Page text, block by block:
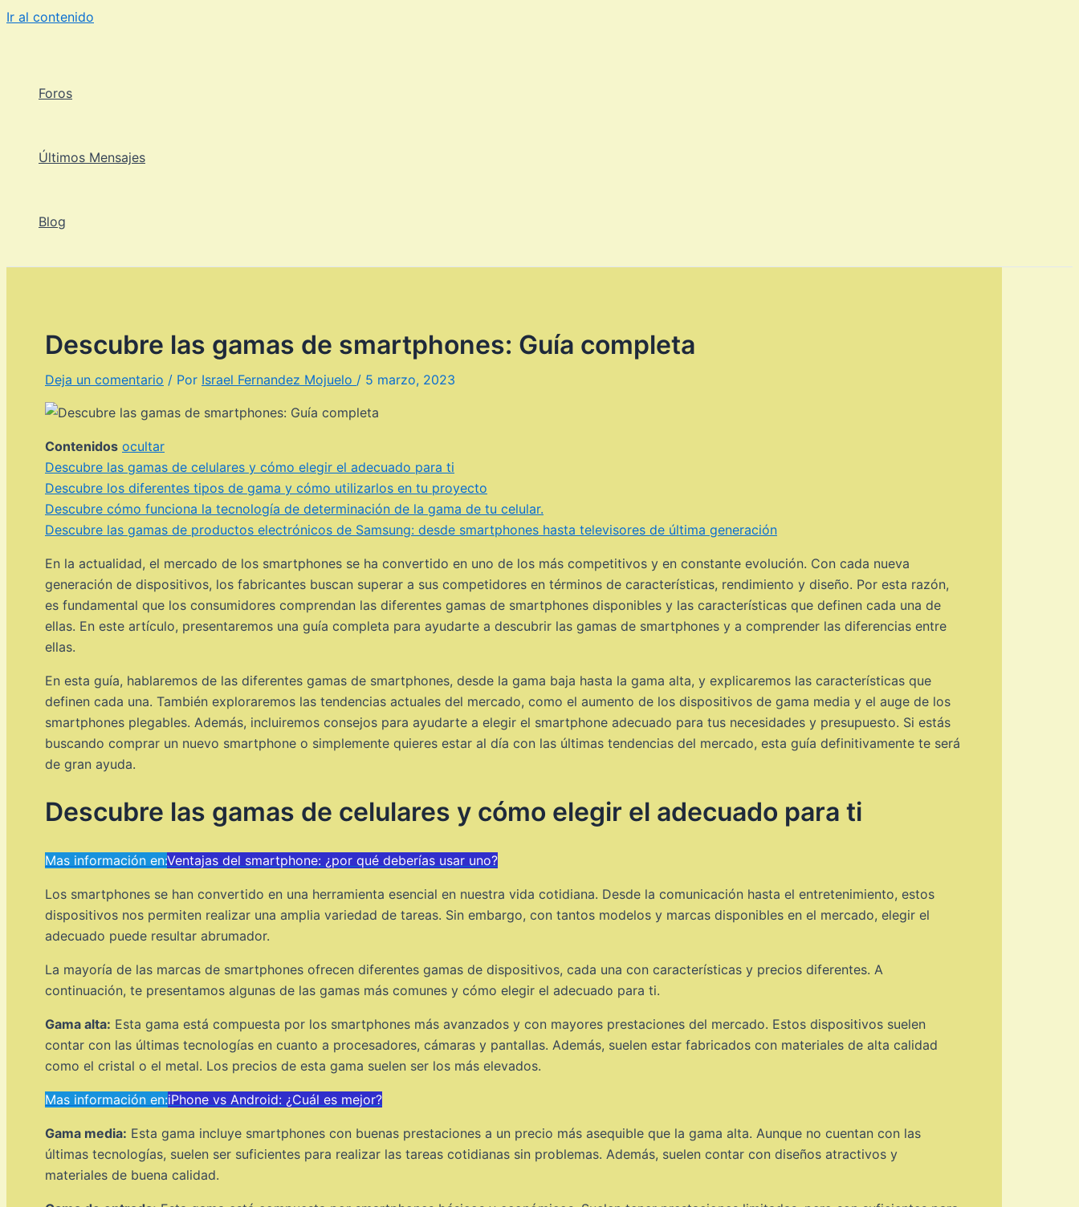
Ir al contenido
Foros
Últimos Mensajes
Blog
Descubre las gamas de smartphones: Guía completa
Deja un comentario / Por Israel Fernandez Mojuelo / 5 marzo, 2023
Contenidos ocultar
Descubre las gamas de celulares y cómo elegir el adecuado para ti
Descubre los diferentes tipos de gama y cómo utilizarlos en tu proyecto
Descubre cómo funciona la tecnología de determinación de la gama de tu celular.
Descubre las gamas de productos electrónicos de Samsung: desde smartphones hasta televisores de última generación
En la actualidad, el mercado de los smartphones se ha convertido en uno de los más competitivos y en constante evolución. Con cada nueva
generación de dispositivos, los fabricantes buscan superar a sus competidores en términos de características, rendimiento y diseño. Por esta razón,
es fundamental que los consumidores comprendan las diferentes gamas de smartphones disponibles y las características que definen cada una de
ellas. En este artículo, presentaremos una guía completa para ayudarte a descubrir las gamas de smartphones y a comprender las diferencias entre
ellas.
En esta guía, hablaremos de las diferentes gamas de smartphones, desde la gama baja hasta la gama alta, y explicaremos las características que
definen cada una. También exploraremos las tendencias actuales del mercado, como el aumento de los dispositivos de gama media y el auge de los
smartphones plegables. Además, incluiremos consejos para ayudarte a elegir el smartphone adecuado para tus necesidades y presupuesto. Si estás
buscando comprar un nuevo smartphone o simplemente quieres estar al día con las últimas tendencias del mercado, esta guía definitivamente te será
de gran ayuda.
Descubre las gamas de celulares y cómo elegir el adecuado para ti
Mas información en:Ventajas del smartphone: ¿por qué deberías usar uno?
Los smartphones se han convertido en una herramienta esencial en nuestra vida cotidiana. Desde la comunicación hasta el entretenimiento, estos
dispositivos nos permiten realizar una amplia variedad de tareas. Sin embargo, con tantos modelos y marcas disponibles en el mercado, elegir el
adecuado puede resultar abrumador.
La mayoría de las marcas de smartphones ofrecen diferentes gamas de dispositivos, cada una con características y precios diferentes. A
continuación, te presentamos algunas de las gamas más comunes y cómo elegir el adecuado para ti.
Gama alta: Esta gama está compuesta por los smartphones más avanzados y con mayores prestaciones del mercado. Estos dispositivos suelen
contar con las últimas tecnologías en cuanto a procesadores, cámaras y pantallas. Además, suelen estar fabricados con materiales de alta calidad
como el cristal o el metal. Los precios de esta gama suelen ser los más elevados.
Mas información en:iPhone vs Android: ¿Cuál es mejor?
Gama media: Esta gama incluye smartphones con buenas prestaciones a un precio más asequible que la gama alta. Aunque no cuentan con las
últimas tecnologías, suelen ser suficientes para realizar las tareas cotidianas sin problemas. Además, suelen contar con diseños atractivos y
materiales de buena calidad.